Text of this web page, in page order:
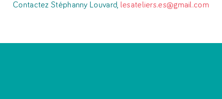
Contactez Stéphanny Louvard, lesateliers.es@gmail.com